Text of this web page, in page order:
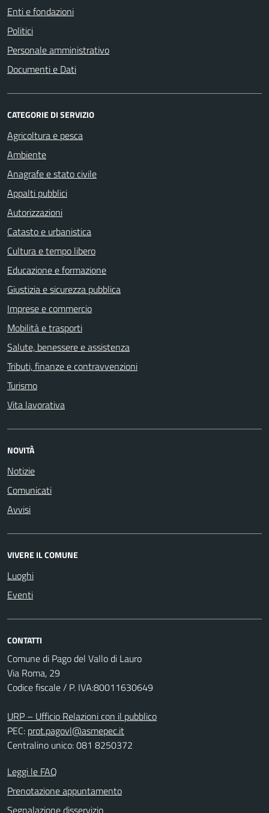
Enti e fondazioni
Politici
Personale amministrativo
Documenti e Dati
CATEGORIE DI SERVIZIO
Agricoltura e pesca
Ambiente
Anagrafe e stato civile
Appalti pubblici
Autorizzazioni
Catasto e urbanistica
Cultura e tempo libero
Educazione e formazione
Giustizia e sicurezza pubblica
Imprese e commercio
Mobilità e trasporti
Salute, benessere e assistenza
Tributi, finanze e contravvenzioni
Turismo
Vita lavorativa
NOVITÀ
Notizie
Comunicati
Avvisi
VIVERE IL COMUNE
Luoghi
Eventi
CONTATTI
Comune di Pago del Vallo di Lauro
Via Roma, 29
Codice fiscale / P. IVA:80011630649
URP – Ufficio Relazioni con il pubblico
PEC: prot.pagovl@asmepec.it
Centralino unico: 081 8250372
Leggi le FAQ
Prenotazione appuntamento
Segnalazione disservizio